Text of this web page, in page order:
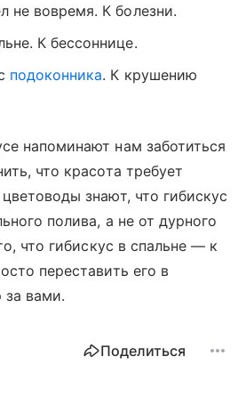
не вовремя. К болезни.
К бессоннице.
подоконника. К крушению
напоминают нам заботиться
что красота требует
знают, что гибискус
полива, а не от дурного
что гибискус в спальне — к
переставить его в
вами.
Поделиться